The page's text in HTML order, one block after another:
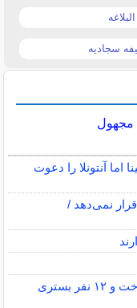
سجادیه
مجهول
آنتونلا را دعوت
نمی‌دهد /
مسمومیت الکلی در نیشابور؛ یک نفر جان باخت و ۱۲ نفر بستری